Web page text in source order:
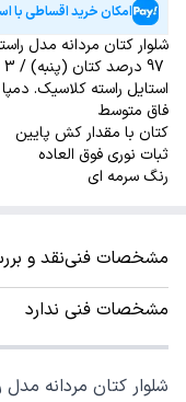
امکان خرید اقساطی با
شلوار کتان مردانه مدل
استایل راسته کلاسیک.
فاق متوسط
کتان با مقدار کش پایین
ثبات نوری فوق العاده
رنگ سرمه ای
مشخصات فنینقد و
مشخصات فنی ندارد
شلوار کتان مردانه